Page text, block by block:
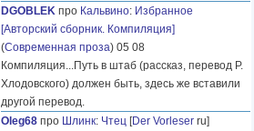
DGOBLEK про Кальвино: Избранное
[Авторский сборник. Компиляция]
(Современная проза) 05 08
Компиляция...Путь в штаб (рассказ, перевод Р.
Хлодовского) должен быть, здесь же вставили
другой перевод.
Oleg68 про Шлинк: Чтец [Der Vorleser ru]